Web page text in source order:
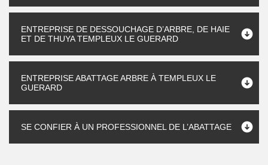
ENTREPRISE DE DESSOUCHAGE D’ARBRE, DE HAIE
ET DE THUYA TEMPLEUX LE GUERARD
ENTREPRISE ABATTAGE ARBRE À TEMPLEUX LE
GUERARD
SE CONFIER À UN PROFESSIONNEL DE L’ABATTAGE